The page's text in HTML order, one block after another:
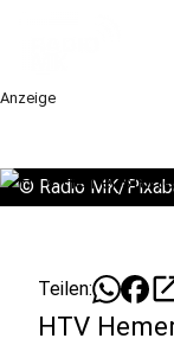
Anzeige
© Radio MK/
Teilen:
HTV